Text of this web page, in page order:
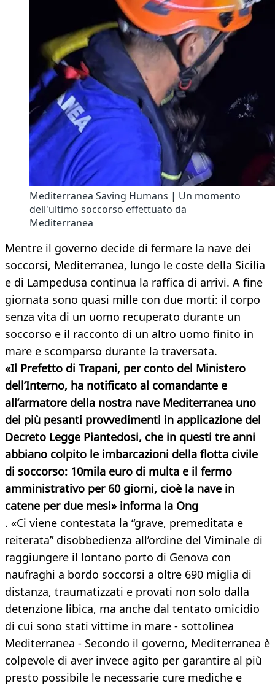
Mediterranea Saving Humans | Un momento
dell'ultimo soccorso effettuato da
Mediterranea
Mentre il governo decide di fermare la nave dei
soccorsi, Mediterranea, lungo le coste della Sicilia
e di Lampedusa continua la raffica di arrivi. A fine
giornata sono quasi mille con due morti: il corpo
senza vita di un uomo recuperato durante un
soccorso e il racconto di un altro uomo finito in
mare e scomparso durante la traversata.
«Il Prefetto di Trapani, per conto del Ministero
dell’Interno, ha notificato al comandante e
all’armatore della nostra nave Mediterranea uno
dei più pesanti provvedimenti in applicazione del
Decreto Legge Piantedosi, che in questi tre anni
abbiano colpito le imbarcazioni della flotta civile
di soccorso: 10mila euro di multa e il fermo
amministrativo per 60 giorni, cioè la nave in
catene per due mesi» informa la Ong
. «Ci viene contestata la “grave, premeditata e
reiterata” disobbedienza all’ordine del Viminale di
raggiungere il lontano porto di Genova con
naufraghi a bordo soccorsi a oltre 690 miglia di
distanza, traumatizzati e provati non solo dalla
detenzione libica, ma anche dal tentato omicidio
di cui sono stati vittime in mare - sottolinea
Mediterranea - Secondo il governo, Mediterranea è
colpevole di aver invece agito per garantire al più
presto possibile le necessarie cure mediche e